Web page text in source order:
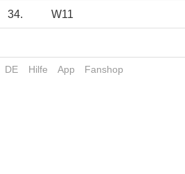
34. W11
DE Hilfe App Fanshop